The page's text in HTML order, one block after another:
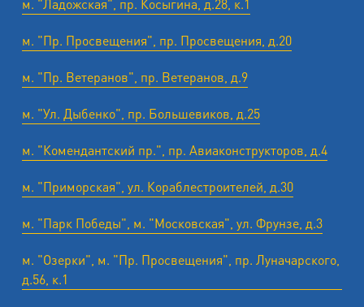
м. "Пр. Просвещения", пр. Просвещения, д.20
м. "Пр. Ветеранов", пр. Ветеранов, д.9
м. "Ул. Дыбенко", пр. Большевиков, д.25
м. "Комендантский пр.", пр. Авиаконструкторов, д.4
м. "Приморская", ул. Кораблестроителей, д.30
м. "Парк Победы", м. "Московская", ул. Фрунзе, д.3
м. "Озерки", м. "Пр. Просвещения", пр. Луначарского,
д.56, к.1